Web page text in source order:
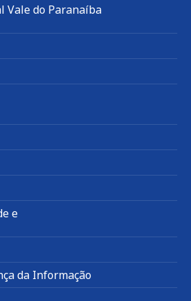
Vale do Paranaíba
e
da Informação